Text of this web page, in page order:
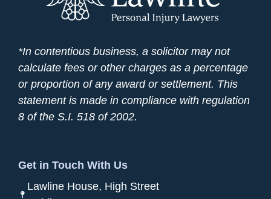
*In contentious business, a solicitor may not
calculate fees or other charges as a percentage
or proportion of any award or settlement. This
statement is made in compliance with regulation
8 of the S.I. 518 of 2002.
Get in Touch With Us
Lawline House, High Street